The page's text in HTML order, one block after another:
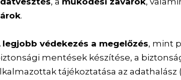
.
legjobb védekezés a megelőzés, mint
mentések készítése, a
tájékoztatása az